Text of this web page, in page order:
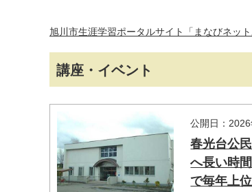
旭川市生涯学習ポータルサイト「まなびネット
講座・イベント
公開日：
春光台公
へ長い時
で毎年上